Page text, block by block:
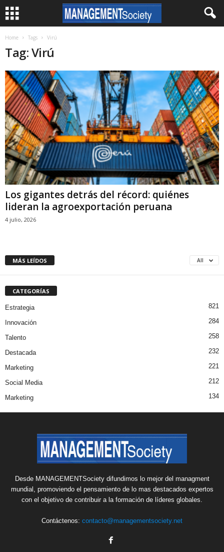
Home Tags Virú
Tag: Virú
Los gigantes detrás del récord: quiénes
lideran la agroexportación peruana
4 julio, 2026
MÁS LEÍDOS All
CATEGORÍAS
Estrategia 821
Innovación 284
Talento 258
Destacada 232
Marketing 221
Social Media 212
Marketing 134
Desde MANAGEMENTSociety difundimos lo mejor del managment
mundial, promoviendo el pensamiento de lo mas destacados expertos
con el objetivo de contribuir a la formación de líderes globales.
Contáctenos: contacto@managementsociety.net